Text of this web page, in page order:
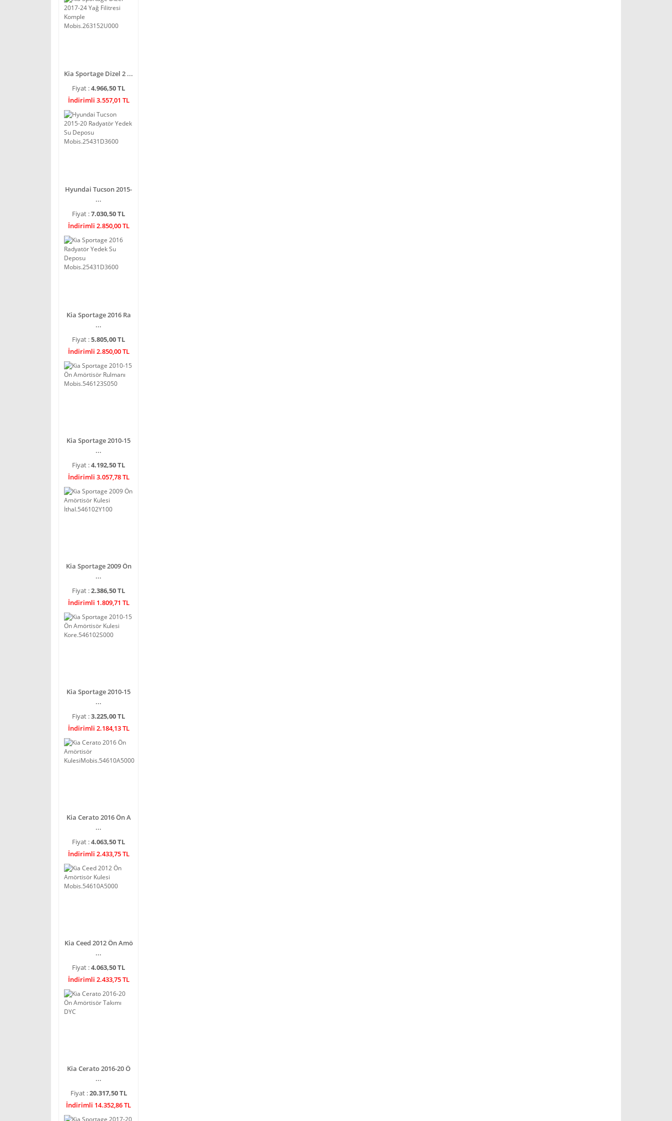
Kia Sportage Dizel 2 ...
Fiyat :4.966,50 TL
İndirimli 3.557,01 TL
Hyundai Tucson 2015-
...
Fiyat :7.030,50 TL
İndirimli 2.850,00 TL
Kia Sportage 2016 Ra
...
Fiyat :5.805,00 TL
İndirimli 2.850,00 TL
Kia Sportage 2010-15
...
Fiyat :4.192,50 TL
İndirimli 3.057,78 TL
Kia Sportage 2009 Ön
...
Fiyat :2.386,50 TL
İndirimli 1.809,71 TL
Kia Sportage 2010-15
...
Fiyat :3.225,00 TL
İndirimli 2.184,13 TL
Kia Cerato 2016 Ön A
...
Fiyat :4.063,50 TL
İndirimli 2.433,75 TL
Kia Ceed 2012 Ön Amö
...
Fiyat :4.063,50 TL
İndirimli 2.433,75 TL
Kia Cerato 2016-20 Ö
...
Fiyat :20.317,50 TL
İndirimli 14.352,86 TL